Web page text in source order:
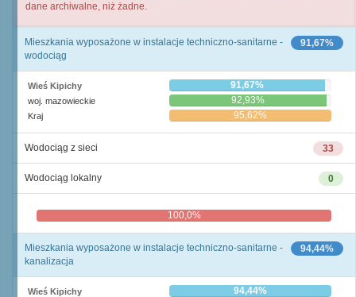
dane archiwalne, niż żadne.
91,67%
Mieszkania wyposażone w instalacje techniczno-sanitarne -
wodociąg
Wieś Kipichy 91,67%
woj. mazowieckie 92,93%
Kraj 95,62%
33
Wodociąg z sieci
0
Wodociąg lokalny
100,0%
94,44%
Mieszkania wyposażone w instalacje techniczno-sanitarne -
kanalizacja
Wieś Kipichy 94,44%